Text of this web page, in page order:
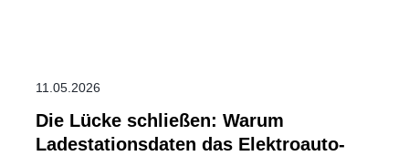
11.05.2026
Die Lücke schließen: Warum
Ladestationsdaten das Elektroauto-